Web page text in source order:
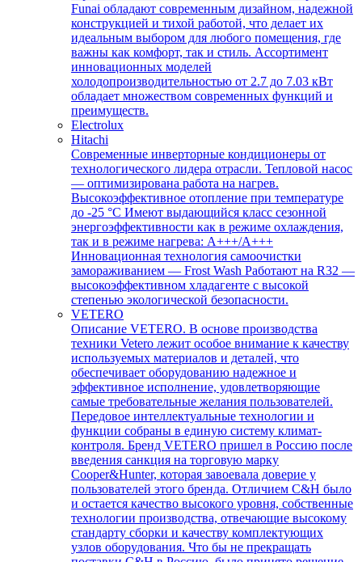
Funai обладают современным дизайном, надежной
конструкцией и тихой работой, что делает их
идеальным выбором для любого помещения, где
важны как комфорт, так и стиль. Ассортимент
инновационных моделей
холодопроизводительностью от 2.7 до 7.03 кВт
обладает множеством современных функций и
преимуществ.
Electrolux
Hitachi
Современные инверторные кондиционеры от
технологического лидера отрасли. Тепловой насос
— оптимизирована работа на нагрев.
Высокоэффективное отопление при температуре
до -25 °С Имеют выдающийся класс сезонной
энергоэффективности как в режиме охлаждения,
так и в режиме нагрева: А+++/A+++
Инновационная технология самоочистки
замораживанием — Frost Wash Работают на R32 —
высокоэффективном хладагенте с высокой
степенью экологической безопасности.
VETERO
Описание VETERO. В основе производства
техники Vetero лежит особое внимание к качеству
используемых материалов и деталей, что
обеспечивает оборудованию надежное и
эффективное исполнение, удовлетворяющие
самые требовательные желания пользователей.
Передовое интеллектуальные технологии и
функции собраны в единую систему климат-
контроля. Бренд VETERO пришел в Россию после
введения санкция на торговую марку
Cooper&Hunter, которая завоевала доверие у
пользователей этого бренда. Отличием C&H было
и остается качество высокого уровня, собственные
технологии производства, отвечающие высокому
стандарту сборки и качеству комплектующих
узлов оборудования. Что бы не прекращать